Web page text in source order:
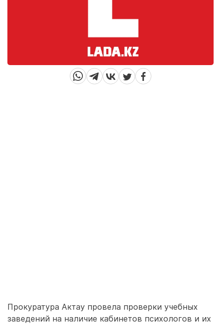
Прокуратура Актау провела проверки учебных
заведений на наличие кабинетов психологов и их